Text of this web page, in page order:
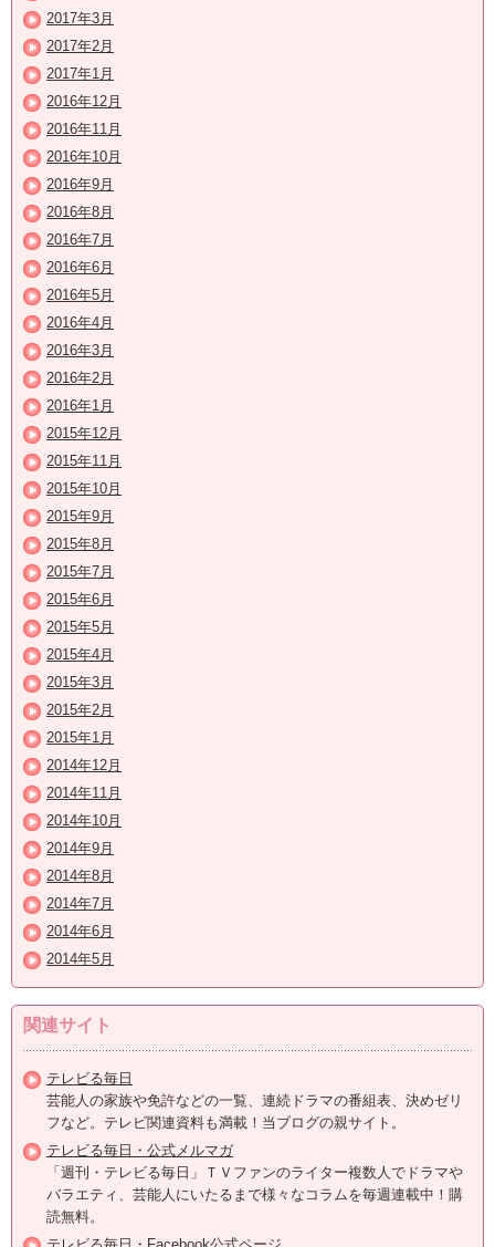
2017年3月
2017年2月
2017年1月
2016年12月
2016年11月
2016年10月
2016年9月
2016年8月
2016年7月
2016年6月
2016年5月
2016年4月
2016年3月
2016年2月
2016年1月
2015年12月
2015年11月
2015年10月
2015年9月
2015年8月
2015年7月
2015年6月
2015年5月
2015年4月
2015年3月
2015年2月
2015年1月
2014年12月
2014年11月
2014年10月
2014年9月
2014年8月
2014年7月
2014年6月
2014年5月
関連サイト
テレビる毎日
芸能人の家族や免許などの一覧、連続ドラマの番組表、決めゼリ
フなど。テレビ関連資料も満載！当ブログの親サイト。
テレビる毎日・公式メルマガ
「週刊・テレビる毎日」ＴＶファンのライター複数人でドラマや
バラエティ、芸能人にいたるまで様々なコラムを毎週連載中！購
読無料。